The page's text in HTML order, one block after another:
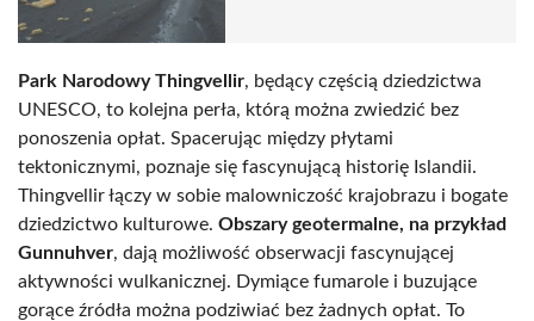
Park Narodowy Thingvellir, będący częścią dziedzictwa
UNESCO, to kolejna perła, którą można zwiedzić bez
ponoszenia opłat. Spacerując między płytami
tektonicznymi, poznaje się fascynującą historię Islandii.
Thingvellir łączy w sobie malowniczość krajobrazu i bogate
dziedzictwo kulturowe. Obszary geotermalne, na przykład
Gunnuhver, dają możliwość obserwacji fascynującej
aktywności wulkanicznej. Dymiące fumarole i buzujące
gorące źródła można podziwiać bez żadnych opłat. To